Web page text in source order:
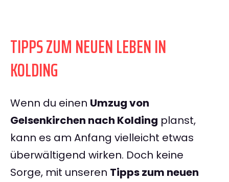
TIPPS ZUM NEUEN LEBEN IN
KOLDING
Wenn du einen Umzug von
Gelsenkirchen nach Kolding planst,
kann es am Anfang vielleicht etwas
überwältigend wirken. Doch keine
Sorge, mit unseren Tipps zum neuen